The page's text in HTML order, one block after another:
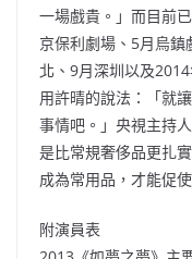
一場戲貴。」而目前
京保利劇場、5月烏
北、9月深圳以及2014
用許晴的說法：「就
事情吧。」央視主持
是比常規奢侈品更扎
成為常用品，才能促使
附演員表